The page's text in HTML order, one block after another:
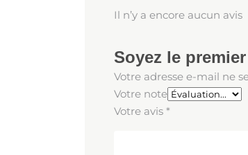
Il n’y a encore aucun avis
Soyez le
Votre adresse e-mail ne
Votre note
Votre avis *